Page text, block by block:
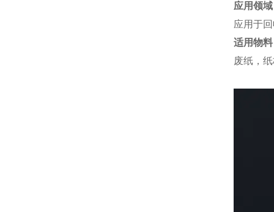
应用领
应用于
适用物
废纸，